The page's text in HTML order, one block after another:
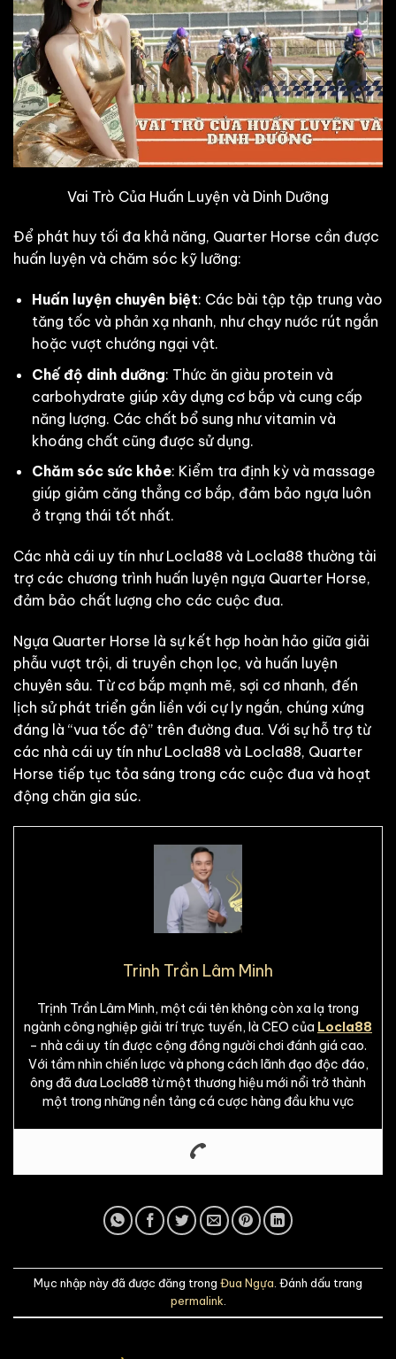
Vai Trò Của Huấn Luyện và Dinh Dưỡng
Để phát huy tối đa khả năng, Quarter Horse cần được
huấn luyện và chăm sóc kỹ lưỡng:
Huấn luyện chuyên biệt: Các bài tập tập trung vào
tăng tốc và phản xạ nhanh, như chạy nước rút ngắn
hoặc vượt chướng ngại vật.
Chế độ dinh dưỡng: Thức ăn giàu protein và
carbohydrate giúp xây dựng cơ bắp và cung cấp
năng lượng. Các chất bổ sung như vitamin và
khoáng chất cũng được sử dụng.
Chăm sóc sức khỏe: Kiểm tra định kỳ và massage
giúp giảm căng thẳng cơ bắp, đảm bảo ngựa luôn
ở trạng thái tốt nhất.
Các nhà cái uy tín như Locla88 và Locla88 thường tài
trợ các chương trình huấn luyện ngựa Quarter Horse,
đảm bảo chất lượng cho các cuộc đua.
Ngựa Quarter Horse là sự kết hợp hoàn hảo giữa giải
phẫu vượt trội, di truyền chọn lọc, và huấn luyện
chuyên sâu. Từ cơ bắp mạnh mẽ, sợi cơ nhanh, đến
lịch sử phát triển gắn liền với cự ly ngắn, chúng xứng
đáng là “vua tốc độ” trên đường đua. Với sự hỗ trợ từ
các nhà cái uy tín như Locla88 và Locla88, Quarter
Horse tiếp tục tỏa sáng trong các cuộc đua và hoạt
động chăn gia súc.
Trinh Trần Lâm Minh
Trịnh Trần Lâm Minh, một cái tên không còn xa lạ trong
ngành công nghiệp giải trí trực tuyến, là CEO của Locla88
– nhà cái uy tín được cộng đồng người chơi đánh giá cao.
Với tầm nhìn chiến lược và phong cách lãnh đạo độc đáo,
ông đã đưa Locla88 từ một thương hiệu mới nổi trở thành
một trong những nền tảng cá cược hàng đầu khu vực
Mục nhập này đã được đăng trong Đua Ngựa. Đánh dấu trang
permalink.